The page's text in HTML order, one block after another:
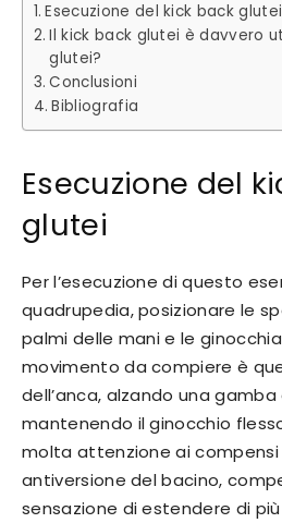
Esecuzione del kick back glutei
Il kick back glutei è davvero
glutei?
Conclusioni
Bibliografia
Esecuzione del
glutei
Per l’esecuzione di questo
quadrupedia, posizionare le
palmi delle mani e le
movimento da compiere è
dell’anca, alzando una
mantenendo il ginocchio
molta attenzione ai
antiversione del bacino,
sensazione di estendere di più